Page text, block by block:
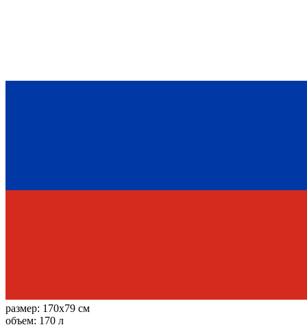
размер: 170x79 см
объем: 170 л